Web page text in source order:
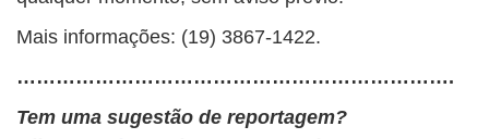
Mais informações: (19) 3867-1422.
………………………………………………………….
Tem uma sugestão de reportagem?